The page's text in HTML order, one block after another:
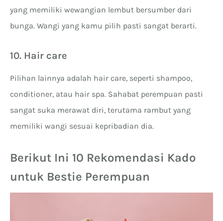
yang memiliki wewangian lembut bersumber dari
bunga. Wangi yang kamu pilih pasti sangat berarti.
10. Hair care
Pilihan lainnya adalah hair care, seperti shampoo,
conditioner, atau hair spa. Sahabat perempuan pasti
sangat suka merawat diri, terutama rambut yang
memiliki wangi sesuai kepribadian dia.
Berikut Ini 10 Rekomendasi Kado
untuk Bestie Perempuan